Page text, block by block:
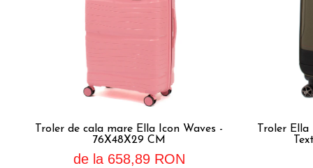
Troler de cala mare Ella Icon Waves -
76X48X29 CM
de la 658,89 RON
Troler